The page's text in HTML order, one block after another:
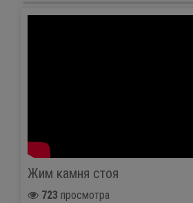
Жим камня стоя
723 просмотра